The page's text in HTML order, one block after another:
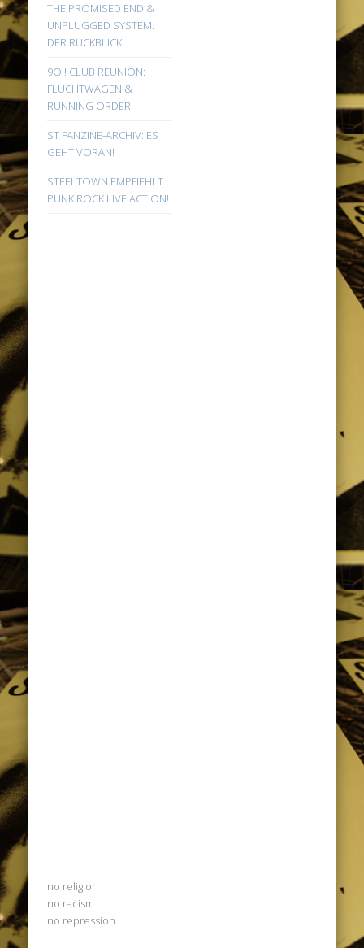
THE PROMISED END &
UNPLUGGED SYSTEM:
DER RÜCKBLICK!
9Oi! CLUB REUNION:
FLUCHTWAGEN &
RUNNING ORDER!
ST FANZINE-ARCHIV: ES
GEHT VORAN!
STEELTOWN EMPFIEHLT:
PUNK ROCK LIVE ACTION!
no religion
no racism
no repression